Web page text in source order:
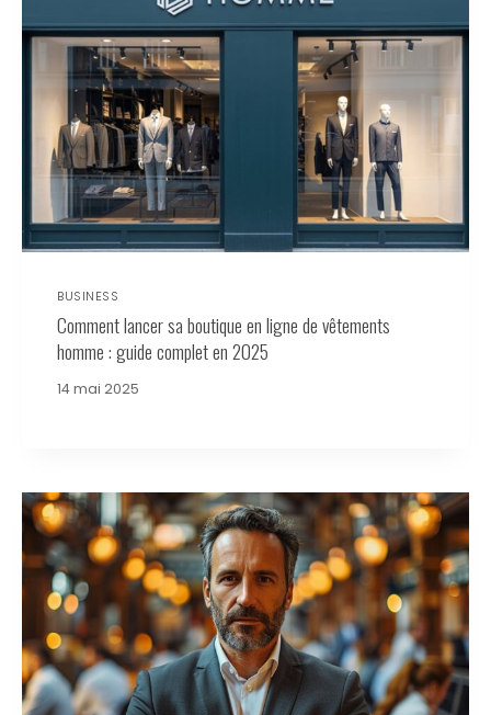
BUSINESS
Comment lancer sa boutique en ligne de vêtements
homme : guide complet en 2025
14 mai 2025